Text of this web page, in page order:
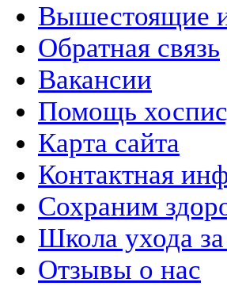
Вышестоящие
Обратная связь
Вакансии
Помощь
Карта сайта
Контактная
Сохраним
Школа ухода
Отзывы о нас